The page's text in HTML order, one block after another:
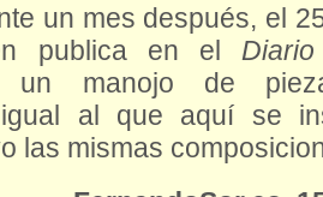
un mes después, el
publica en el
manojo de
igual al que aquí se
las mismas